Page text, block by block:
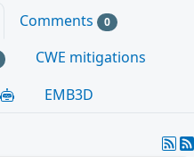
Comments 0
CWE mitigations
EMB3D